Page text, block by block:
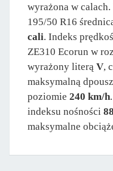
wyrażona w
195/50 R16
cali. Indeks
ZE310 Ecorun w
wyrażony literą V,
maksymalną
poziomie 240 km/h
indeksu nośności 88
maksymalne